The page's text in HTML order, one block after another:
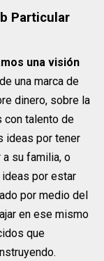
Particular
una visión
una marca de
dinero, sobre la
con talento de
ideas por tener
su familia, o
por estar
por medio del
en ese mismo
que